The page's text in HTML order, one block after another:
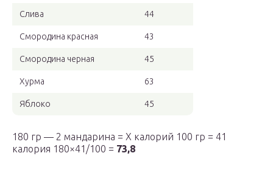
Слива 44
Смородина красная 43
Смородина черная 45
Хурма 63
Яблоко 45
180 гр — 2 мандарина = Х калорий 100 гр = 41
калория 180×41/100 = 73,8